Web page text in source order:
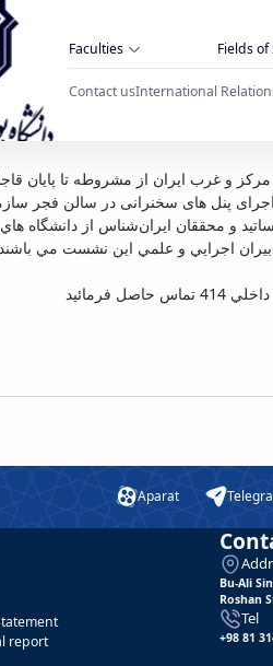
Faculties Fields
Contact usInternational
برگزاری نشست
ايزدي و اجرای پنل های سخنرانی در
اجرايي و علمي اين نشست مي
Aparat
report
Bu-Ali
Roshan
Tel
+98 81